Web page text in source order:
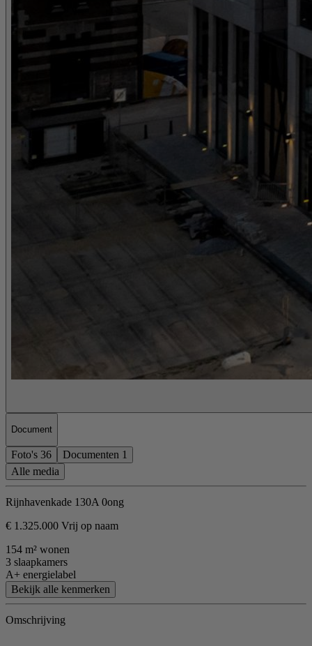
Document
Foto's 36 Documenten 1
Alle media
Rijnhavenkade 130A 0ong
€ 1.325.000 Vrij op naam
154 m² wonen
3 slaapkamers
A+ energielabel
Bekijk alle kenmerken
Omschrijving